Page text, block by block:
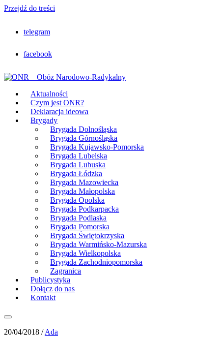
Przejdź do treści
telegram
facebook
Aktualności
Czym jest ONR?
Deklaracja ideowa
Brygady
Brygada Dolnośląska
Brygada Górnośląska
Brygada Kujawsko-Pomorska
Brygada Lubelska
Brygada Lubuska
Brygada Łódzka
Brygada Mazowiecka
Brygada Małopolska
Brygada Opolska
Brygada Podkarpacka
Brygada Podlaska
Brygada Pomorska
Brygada Świętokrzyska
Brygada Warmińsko-Mazurska
Brygada Wielkopolska
Brygada Zachodniopomorska
Zagranica
Publicystyka
Dołącz do nas
Kontakt
20/04/2018 /Ada